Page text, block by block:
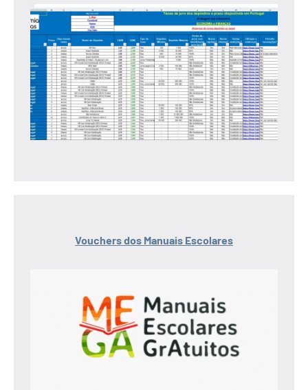
Vouchers dos Manuais Escolares